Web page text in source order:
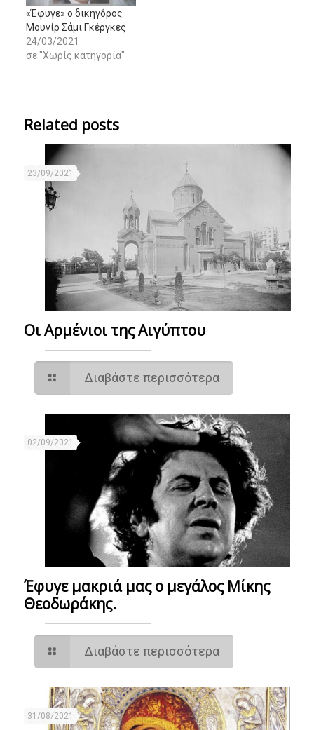
«Έφυγε» ο δικηγόρος
Μουνίρ Σάμι Γκέργκες
24/03/2021
σε "Χωρίς κατηγορία"
Related posts
23/09/2021
Οι Αρμένιοι της Αιγύπτου
Διαβάστε περισσότερα
02/09/2021
Έφυγε μακριά μας ο μεγάλος Μίκης
Θεοδωράκης.
Διαβάστε περισσότερα
31/08/2021